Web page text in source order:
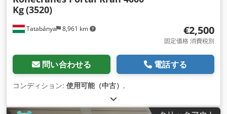
Tatabánya 8,961 km
Kg(3520)
€2,500
固定価格 消費税別
問い合わせる 電話する
コンディション: 使用可能（中古） ,